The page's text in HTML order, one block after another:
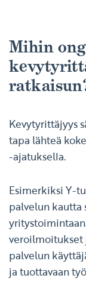
Mihin
Kevytyrittäjyys
tapa lähteä
-ajatuksella.
Esimerkiksi Y-
palvelun kautta
veroilmoitukset
palvelun
ja tuottavaan